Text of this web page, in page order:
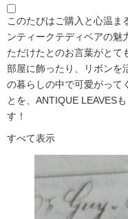
このたびはご購入と心温ま
ンティークテディベアの魅
ただけたとのお言葉がとて
部屋に飾ったり、リボンを
の暮らしの中で可愛がって
とを、ANTIQUE LEAVES
す！
すべて表示